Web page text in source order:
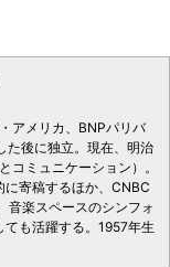
アメリカ、BNPパリバ
た後に独立。現在、明治
コミュニケーション）。
寄稿するほか、CNBC
音楽スペースのシンフォ
も活躍する。1957年生